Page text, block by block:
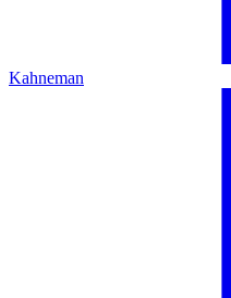
Kahneman